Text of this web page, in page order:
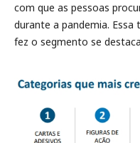
com que as pessoas
durante a pandemia. Essa
fez o segmento se